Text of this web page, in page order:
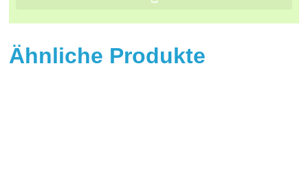
Ähnliche Produkte